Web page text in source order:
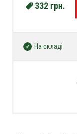
332 грн.
На складі